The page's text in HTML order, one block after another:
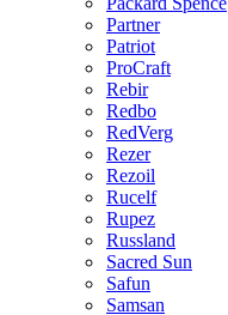
Partner
Patriot
ProCraft
Rebir
Redbo
RedVerg
Rezer
Rezoil
Rucelf
Rupez
Russland
Sacred Sun
Safun
Samsan